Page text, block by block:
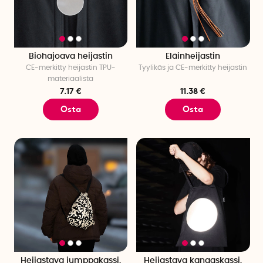
pimeässä. Niille, jotka ovat usein liikkeellä
kaupunkiympäristössä, voit yhdistää
heijastavan lippalakin
, jotta pysyt sekä näkyvänä
että mukavana. Entä jos sade alkaa yhtäkkiä sataa? Kätevä
heijastava sateenvarjomme
pitää sinut kuivana ja lisää
samalla näkyvyyttäsi.
Lisää turvallisuutta tyylikkäillä heijastimilla
Heijastimien käyttäminen ei ole vain turvallisuustoimenpide –
se voi olla myös tyylikästä! Me SmartaSakerilla
tarjoamme heijastinvalikoiman, joka yhdistää hyvän
näkyvyyden ja luovan muotoilun. Valikoimamme tuotteet
ovat täydellinen asuste kaikille, olitpa matkalla töihin, kouluun
tai iltakävelylle. Ilmaise persoonallisuuttasi ja lisää
turvallisuuttasi tyylillä!
Tutustu laajaan heijastin- ja sadesuojavalikoimaamme
tänään! Tee tilaus verkkokaupastamme!
Biohajoava heijastin
CE-merkitty heijastin TPU-
materiaalista
7.17 €
Osta
Eläinheijastin
Tyylikäs ja CE-merkitty heijastin
11.38 €
Osta
Heijastava jumppakassi,
Heijastava kangaskassi,